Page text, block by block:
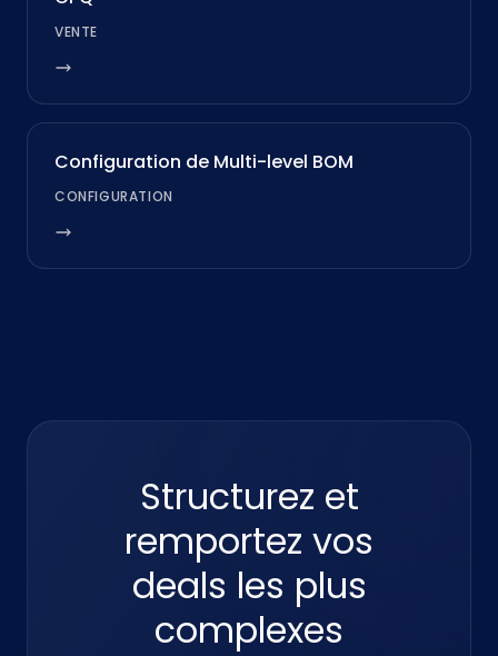
VENTE
Configuration de Multi-level BOM
CONFIGURATION
Structurez et
remportez vos
deals les plus
complexes